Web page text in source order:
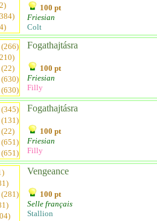
100 pt
Friesian
Colt
(266)
(22)
(630)
(630)
Fogathajtásra
100 pt
Friesian
Filly
(345)
(131)
(22)
(651)
(651)
Fogathajtásra
100 pt
Friesian
Filly
(281)
Vengeance
100 pt
Selle français
Stallion